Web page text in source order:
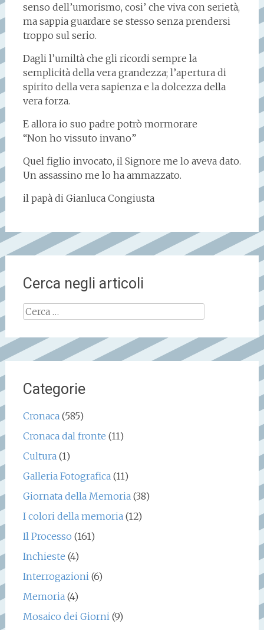
senso dell’umorismo, cosi’ che viva con serietà,
ma sappia guardare se stesso senza prendersi
troppo sul serio.
Dagli l’umiltà che gli ricordi sempre la
semplicità della vera grandezza; l’apertura di
spirito della vera sapienza e la dolcezza della
vera forza.
E allora io suo padre potrò mormorare
“Non ho vissuto invano”
Quel figlio invocato, il Signore me lo aveva dato.
Un assassino me lo ha ammazzato.
il papà di Gianluca Congiusta
Cerca negli articoli
Ricerca
Categorie
Cronaca(585)
Cronaca dal fronte (11)
Cultura(1)
Galleria Fotografica(11)
Giornata della Memoria(38)
I colori della memoria(12)
Il Processo (161)
Inchieste (4)
Interrogazioni(6)
Memoria(4)
Mosaico dei Giorni(9)